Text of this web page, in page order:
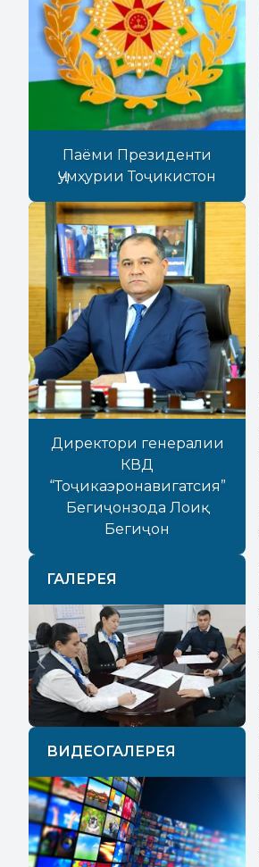
Паёми Президенти
Ҷумҳурии Тоҷикистон
Директори генералии
КВД
“Тоҷикаэронавигатсия”
Бегиҷонзода Лоиқ
Бегиҷон
ГАЛЕРЕЯ
Previous Next
ВИДЕОГАЛЕРЕЯ